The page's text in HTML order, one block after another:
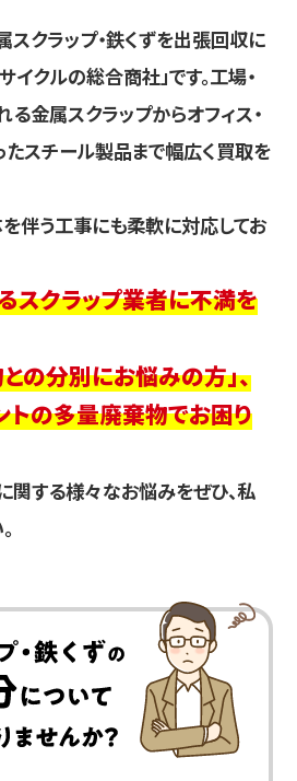
スクラップ・鉄くずを出張回収に
イクルの総合商社」です。工場・
金属スクラップからオフィス・
スチール製品まで幅広く買取を
伴う工事にも柔軟に対応してお
スクラップ業者に不満を
の分別にお悩みの方」、
トの多量廃棄物でお困り
関する様々なお悩みをぜひ、私